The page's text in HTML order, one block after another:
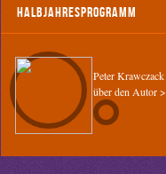
Halbjahresprogramm
Peter Krawczack
über den Autor >